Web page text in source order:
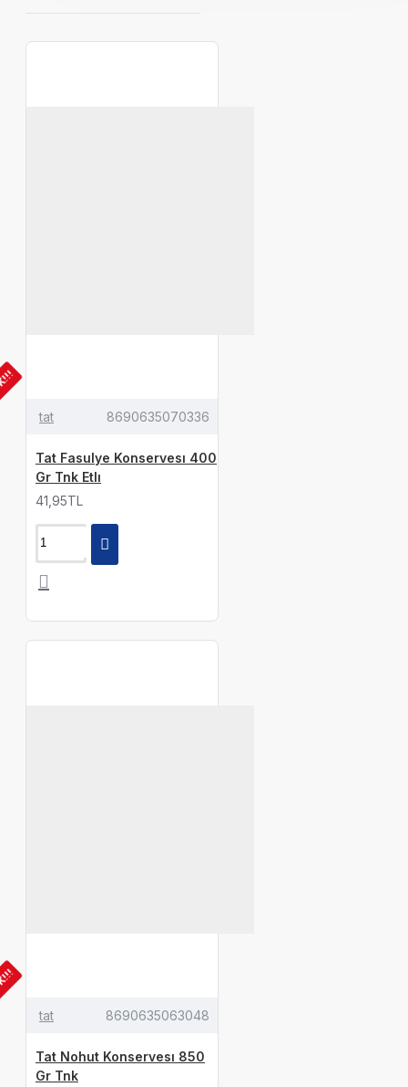
tat 8690635070336
Tat Fasulye Konservesı 400
Gr Tnk Etlı
41,95TL
tat 8690635063048
Tat Nohut Konservesı 850
Gr Tnk